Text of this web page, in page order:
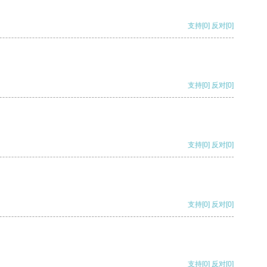
支持[0] 反对[0]
支持[0] 反对[0]
支持[0] 反对[0]
支持[0] 反对[0]
支持[0] 反对[0]